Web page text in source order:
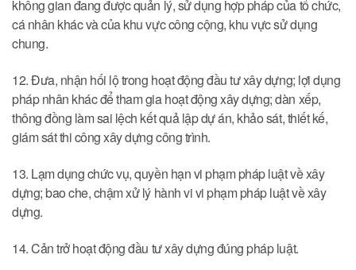
không gian đang được quản lý, sử dụng hợp pháp của tổ chức,
cá nhân khác và của khu vực công cộng, khu vực sử dụng
chung.
12. Đưa, nhận hối lộ trong hoạt động đầu tư xây dựng; lợi dụng
pháp nhân khác để tham gia hoạt động xây dựng; dàn xếp,
thông đồng làm sai lệch kết quả lập dự án, khảo sát, thiết kế,
giám sát thi công xây dựng công trình.
13. Lạm dụng chức vụ, quyền hạn vi phạm pháp luật về xây
dựng; bao che, chậm xử lý hành vi vi phạm pháp luật về xây
dựng.
14. Cản trở hoạt động đầu tư xây dựng đúng pháp luật.